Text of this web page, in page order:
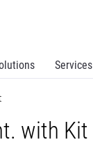
Services
with Kit